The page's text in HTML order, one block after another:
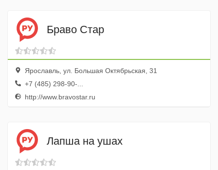
Браво Стар
Ярославль, ул. Большая Октябрьская, 31
+7 (485) 298-90-...
http://www.bravostar.ru
Лапша на ушах